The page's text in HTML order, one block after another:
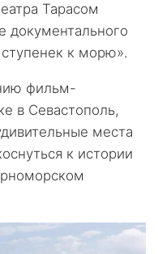
Тарасом
документального
к морю».
фильм-
в Севастополь,
места
к истории